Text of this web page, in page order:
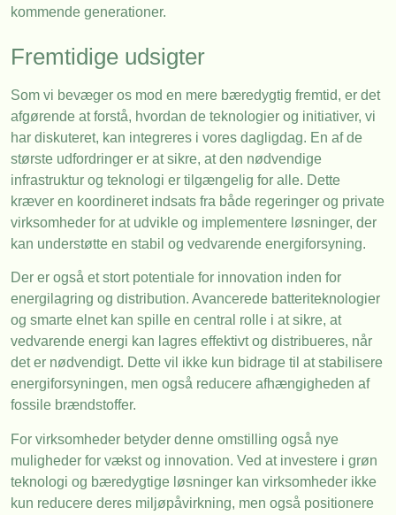
kommende generationer.
Fremtidige udsigter
Som vi bevæger os mod en mere bæredygtig fremtid, er det
afgørende at forstå, hvordan de teknologier og initiativer, vi
har diskuteret, kan integreres i vores dagligdag. En af de
største udfordringer er at sikre, at den nødvendige
infrastruktur og teknologi er tilgængelig for alle. Dette
kræver en koordineret indsats fra både regeringer og private
virksomheder for at udvikle og implementere løsninger, der
kan understøtte en stabil og vedvarende energiforsyning.
Der er også et stort potentiale for innovation inden for
energilagring og distribution. Avancerede batteriteknologier
og smarte elnet kan spille en central rolle i at sikre, at
vedvarende energi kan lagres effektivt og distribueres, når
det er nødvendigt. Dette vil ikke kun bidrage til at stabilisere
energiforsyningen, men også reducere afhængigheden af
fossile brændstoffer.
For virksomheder betyder denne omstilling også nye
muligheder for vækst og innovation. Ved at investere i grøn
teknologi og bæredygtige løsninger kan virksomheder ikke
kun reducere deres miljøpåvirkning, men også positionere